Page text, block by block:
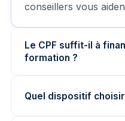
conseillers vous
Le CPF suffit-il à
formation ?
Quel dispositif